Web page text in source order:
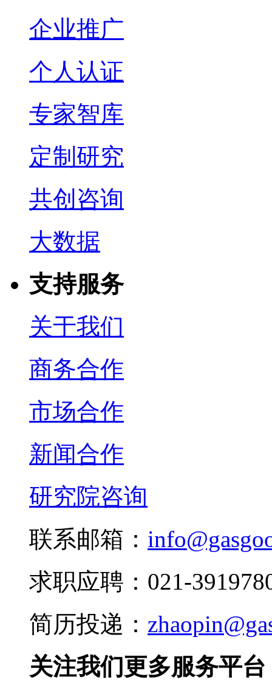
企业推广
个人认证
专家智库
定制研究
共创咨询
大数据
支持服务
关于我们
商务合作
市场合作
新闻合作
研究院咨询
联系邮箱：
求职应聘：021-
简历投递：
关注我们更多服务平台